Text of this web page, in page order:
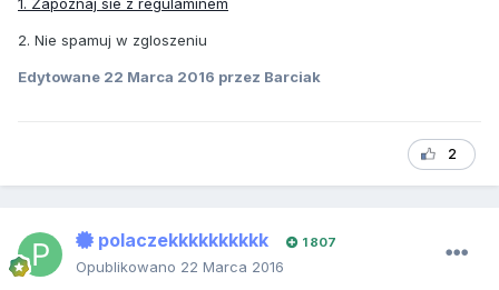
1. Zapoznaj sie z regulaminem
2. Nie spamuj w zgloszeniu
Edytowane 22 Marca 2016 przez Barciak
2
polaczekkkkkkkkkk 1 807
Opublikowano 22 Marca 2016